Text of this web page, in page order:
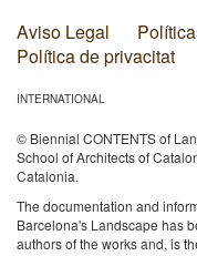
Aviso Legal
Política de privacitat
INTERNATIONAL
© Biennial CONTENTS of
School of Architects of
Catalonia.
The documentation and
Barcelona's Landscape has
authors of the works and, is